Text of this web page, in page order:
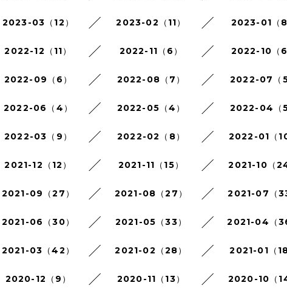
2023-03（12） 2023-02（11） 2023-01（8
2022-12（11） 2022-11（6） 2022-10（6
2022-09（6） 2022-08（7） 2022-07（5
2022-06（4） 2022-05（4） 2022-04（5
2022-03（9） 2022-02（8） 2022-01（10
2021-12（12） 2021-11（15） 2021-10（24
2021-09（27） 2021-08（27） 2021-07（33
2021-06（30） 2021-05（33） 2021-04（
2021-03（42） 2021-02（28） 2021-01（18
2020-12（9） 2020-11（13） 2020-10（14